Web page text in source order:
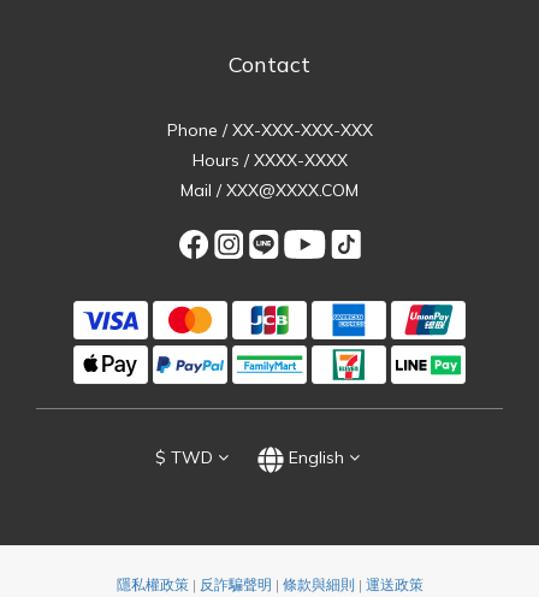
Contact
Phone / XX-XXX-XXX-XXX
Hours / XXXX-XXXX
Mail / XXX@XXXX.COM
$ TWD English
隱私權政策| 反詐騙聲明 | 條款與細則 | 運送政策